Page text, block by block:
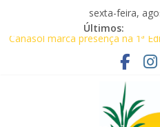
sexta-feira,
Últimos:
Canasol marca presença na 1ª
Fator Biológico da Canaplan
Associados da Canasol participam
Baile Junino (2026) – Canasol
Agricultores comemoram